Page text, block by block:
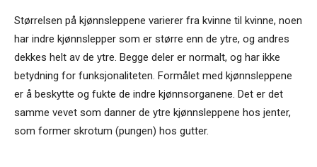
Størrelsen på kjønnsleppene varierer fra kvinne til kvinne, noen
har indre kjønnslepper som er større enn de ytre, og andres
dekkes helt av de ytre. Begge deler er normalt, og har ikke
betydning for funksjonaliteten. Formålet med kjønnsleppene
er å beskytte og fukte de indre kjønnsorganene. Det er det
samme vevet som danner de ytre kjønnsleppene hos jenter,
som former skrotum (pungen) hos gutter.